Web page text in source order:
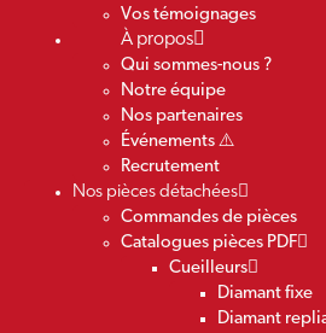
Vos témoignages
À propos
Qui sommes-nous ?
Notre équipe
Nos partenaires
Événements ⚠️
Recrutement
Nos pièces détachées
Commandes de pièces
Catalogues pièces PDF
Cueilleurs
Diamant fixe
Diamant